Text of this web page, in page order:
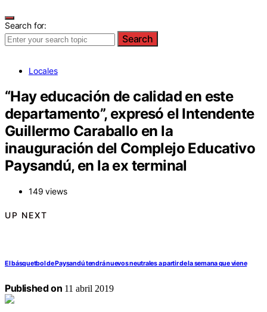
Search for:
Search
Locales
“Hay educación de calidad en este
departamento”, expresó el Intendente
Guillermo Caraballo en la
inauguración del Complejo Educativo
Paysandú, en la ex terminal
149 views
UP NEXT
El básquetbol de Paysandú tendrá nuevos neutrales a partir de la semana que viene
Published on 11 abril 2019